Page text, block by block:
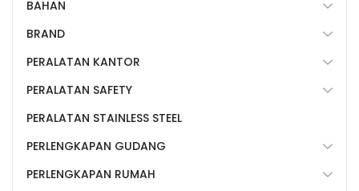
BAHAN
BRAND
PERALATAN KANTOR
PERALATAN SAFETY
PERALATAN STAINLESS STEEL
PERLENGKAPAN GUDANG
PERLENGKAPAN RUMAH